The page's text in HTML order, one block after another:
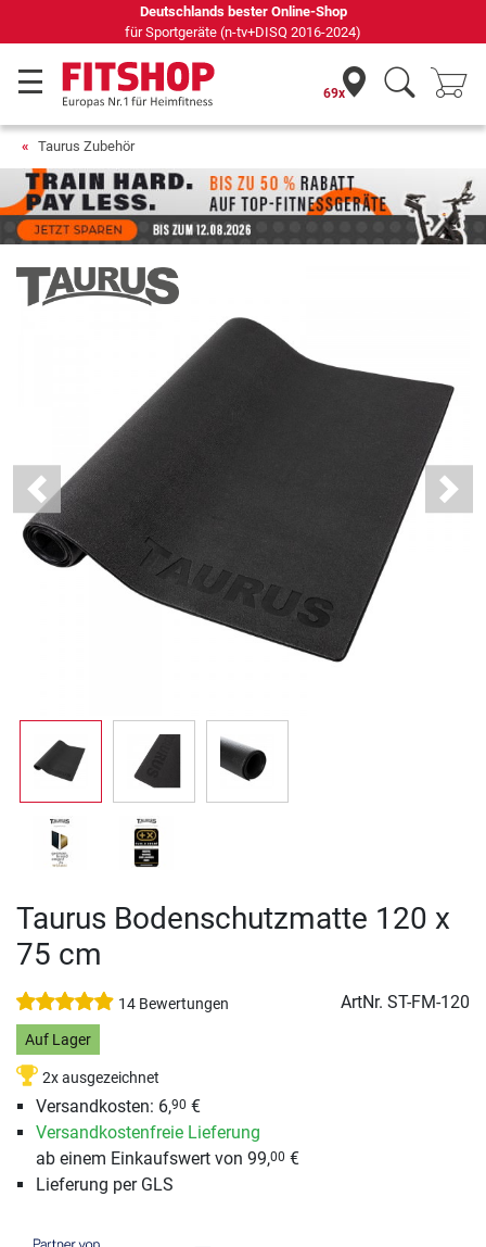
69 Fachmärkte vor Ort mit 75 eigenen Servicetechnikern
69x
Taurus Zubehör
Previous Next
Taurus Bodenschutzmatte 120 x
75 cm
14 Bewertungen ArtNr. ST-FM-120
Auf Lager
2x ausgezeichnet
Versandkosten: 6,90 €
Versandkostenfreie Lieferung
ab einem Einkaufswert von 99,00 €
Lieferung per GLS